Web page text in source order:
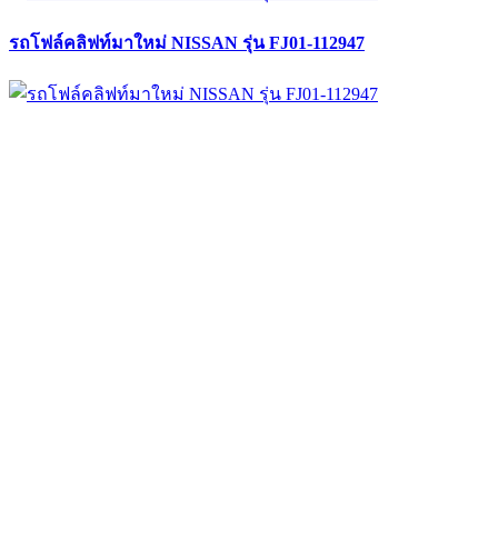
รถโฟล์คลิฟท์มาใหม่ NISSAN รุ่น FJ01-112947